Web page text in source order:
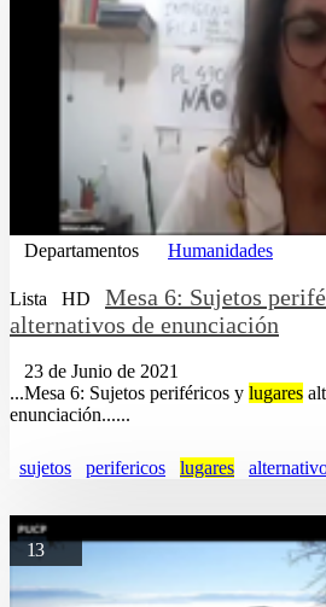
Departamentos Humanidades
Lista HD Mesa 6: Sujetos
alternativos de enunciación
23 de Junio de 2021
...Mesa 6: Sujetos periféricos y lugares
enunciación......
sujetos perifericos lugares
13